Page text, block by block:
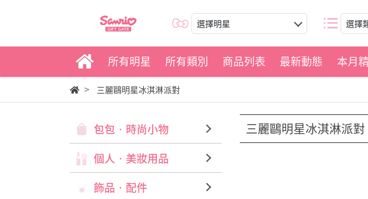
選擇明星 選擇
所有明星 所有類別 商品列表 最新動態 本月
三麗鷗明星冰淇淋派對
包包‧時尚小物
個人‧美妝用品
飾品‧配件
三麗鷗明星冰淇淋派對